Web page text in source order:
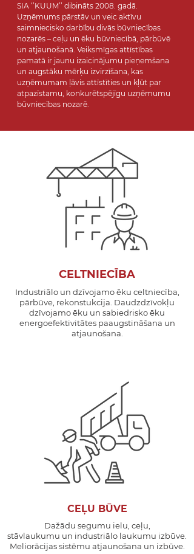
SIA ‘’KUUM’’ dibināts 2008. gadā.
Uzņēmums pārstāv un veic aktīvu
saimniecisko darbību divās būvniecības
nozarēs – ceļu un ēku būvniecībā, pārbūvē
un atjaunošanā. Veiksmīgas attīstības
pamatā ir jaunu izaicinājumu pieņemšana
un augstāku mērķu izvirzīšana, kas
uzņēmumam ļāvis attīstīties un kļūt par
atpazīstamu, konkurētspējīgu uzņēmumu
būvniecības nozarē.
CELTNIECĪBA
Industriālo un dzīvojamo ēku celtniecība,
pārbūve, rekonstukcija. Daudzdzīvokļu
dzīvojamo ēku un sabiedrisko ēku
energoefektivitātes paaugstināšana un
atjaunošana.
CEĻU BŪVE
Dažādu segumu ielu, ceļu,
stāvlaukumu un industriālo laukumu izbūve.
Meliorācijas sistēmu atjaunošana un izbūve.